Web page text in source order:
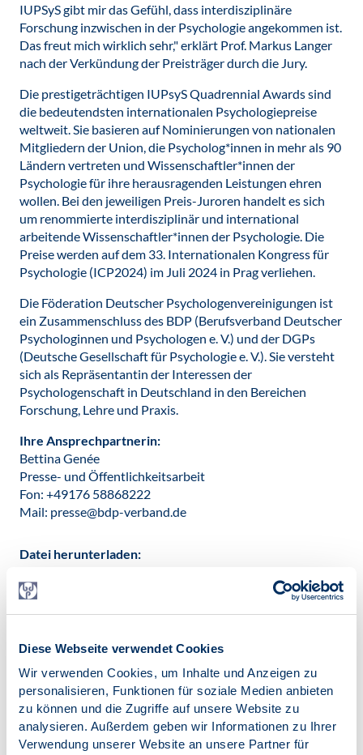
Diese Webseite verwendet Cookies
Wir verwenden Cookies, um Inhalte und Anzeigen zu
personalisieren, Funktionen für soziale Medien anbieten
zu können und die Zugriffe auf unsere Website zu
analysieren. Außerdem geben wir Informationen zu Ihrer
Verwendung unserer Website an unsere Partner für
IUPSyS gibt mir das Gefühl, dass interdisziplinäre
Forschung inzwischen in der Psychologie angekommen ist.
Das freut mich wirklich sehr," erklärt Prof. Markus Langer
nach der Verkündung der Preisträger durch die Jury.
Die prestigeträchtigen IUPsyS Quadrennial Awards sind
die bedeutendsten internationalen Psychologiepreise
weltweit. Sie basieren auf Nominierungen von nationalen
Mitgliedern der Union, die Psycholog*innen in mehr als 90
Ländern vertreten und Wissenschaftler*innen der
Psychologie für ihre herausragenden Leistungen ehren
wollen. Bei den jeweiligen Preis-Juroren handelt es sich
um renommierte interdisziplinär und international
arbeitende Wissenschaftler*innen der Psychologie. Die
Preise werden auf dem 33. Internationalen Kongress für
Psychologie (ICP2024) im Juli 2024 in Prag verliehen.
Die Föderation Deutscher Psychologenvereinigungen ist
ein Zusammenschluss des BDP (Berufsverband Deutscher
Psychologinnen und Psychologen e. V.) und der DGPs
(Deutsche Gesellschaft für Psychologie e. V.). Sie versteht
sich als Repräsentantin der Interessen der
Psychologenschaft in Deutschland in den Bereichen
Forschung, Lehre und Praxis.
Ihre Ansprechpartnerin:
Bettina Genée
Presse- und Öffentlichkeitsarbeit
Fon: +49176 58868222
Mail: presse@bdp-verband.de
Datei herunterladen:
Auszeichnung_an_Prof._Dr._Markus_Langer.pdf[366
Kontakt:
presse@bdp-verband.de
Veröffentlicht am:
17.06.2024